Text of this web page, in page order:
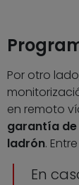
Por otro
en remoto
garantía de
ladrón.
En